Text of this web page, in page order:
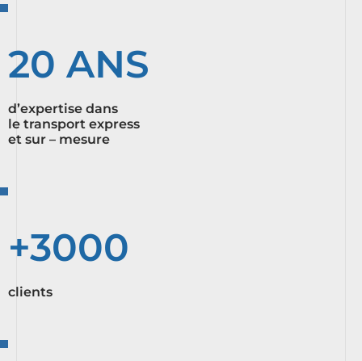
20 ANS
d’expertise dans
le transport express
et sur – mesure
+3000
clients